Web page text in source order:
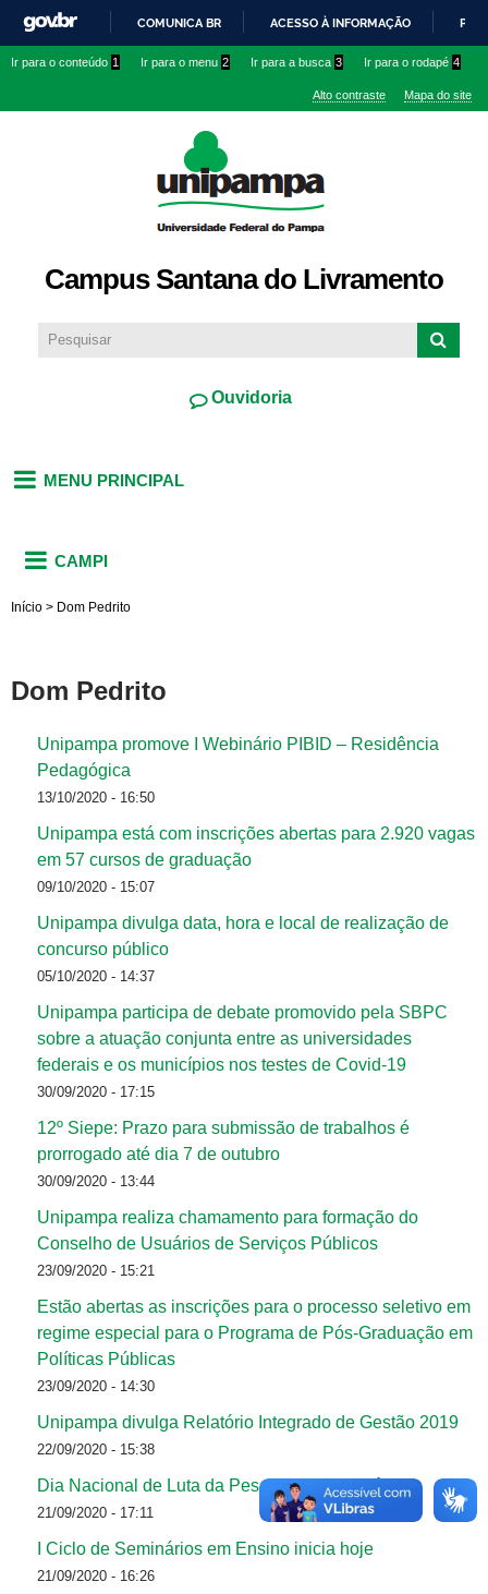
conteúdo
IR
O
COMUNICA BR ACESSO À INFORMAÇÃO
Ir para o conteúdo 1 Ir para o menu 2 Ir para a busca 3 Ir para o rodapé 4
Alto contraste Mapa do site
Campus Santana do Livramento
Ouvidoria
MENU PRINCIPAL
CAMPI
Início > Dom Pedrito
Dom Pedrito
Unipampa promove I Webinário PIBID – Residência
Pedagógica
13/10/2020 - 16:50
Unipampa está com inscrições abertas para 2.920 vagas
em 57 cursos de graduação
09/10/2020 - 15:07
Unipampa divulga data, hora e local de realização de
concurso público
05/10/2020 - 14:37
Unipampa participa de debate promovido pela SBPC
sobre a atuação conjunta entre as universidades
federais e os municípios nos testes de Covid-19
30/09/2020 - 17:15
12º Siepe: Prazo para submissão de trabalhos é
prorrogado até dia 7 de outubro
30/09/2020 - 13:44
Unipampa realiza chamamento para formação do
Conselho de Usuários de Serviços Públicos
23/09/2020 - 15:21
Estão abertas as inscrições para o processo seletivo em
regime especial para o Programa de Pós-Graduação em
Políticas Públicas
23/09/2020 - 14:30
Unipampa divulga Relatório Integrado de Gestão 2019
22/09/2020 - 15:38
Dia Nacional de Luta da Pessoa com Deficiência
21/09/2020 - 17:11
I Ciclo de Seminários em Ensino inicia hoje
21/09/2020 - 16:26